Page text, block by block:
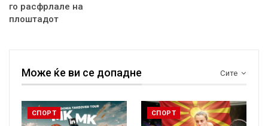
го расфрлале на
плоштадот
Сите
Може ќе ви се допадне
СПОРТ СПОРТ